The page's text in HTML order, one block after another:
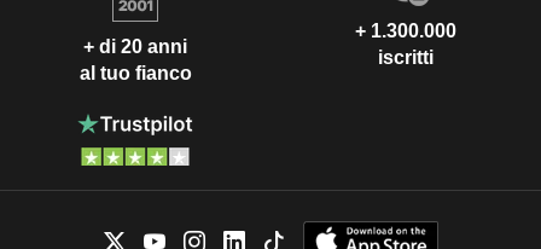
+ di 20 anni
al tuo fianco
+ 1.300.000
iscritti